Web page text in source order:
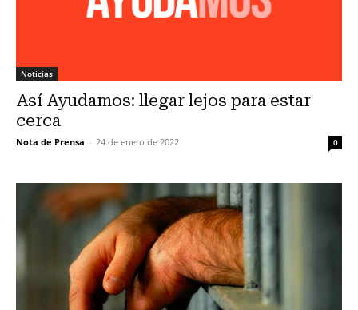
Noticias
Así Ayudamos: llegar lejos para estar
cerca
Nota de Prensa - 24 de enero de 2022 0